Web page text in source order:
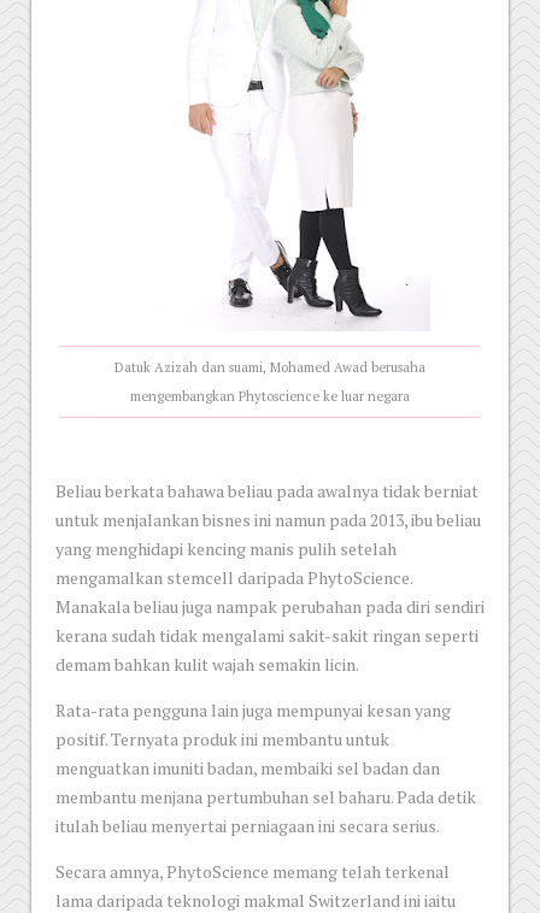
Datuk Azizah dan suami, Mohamed Awad berusaha
mengembangkan Phytoscience ke luar negara
Beliau berkata bahawa beliau pada awalnya tidak berniat
untuk menjalankan bisnes ini namun pada 2013, ibu beliau
yang menghidapi kencing manis pulih setelah
mengamalkan stemcell daripada PhytoScience.
Manakala beliau juga nampak perubahan pada diri sendiri
kerana sudah tidak mengalami sakit-sakit ringan seperti
demam bahkan kulit wajah semakin licin.
Rata-rata pengguna lain juga mempunyai kesan yang
positif. Ternyata produk ini membantu untuk
menguatkan imuniti badan, membaiki sel badan dan
membantu menjana pertumbuhan sel baharu. Pada detik
itulah beliau menyertai perniagaan ini secara serius.
Secara amnya, PhytoScience memang telah terkenal
lama daripada teknologi makmal Switzerland ini iaitu